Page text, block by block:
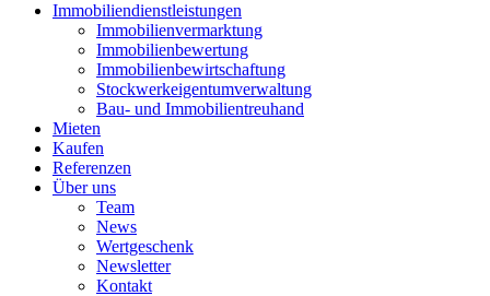
Immobiliendienstleistungen
Immobilienvermarktung
Immobilienbewertung
Immobilienbewirtschaftung
Stockwerkeigentumverwaltung
Bau- und Immobilientreuhand
Mieten
Kaufen
Referenzen
Über uns
Team
News
Wertgeschenk
Newsletter
Kontakt